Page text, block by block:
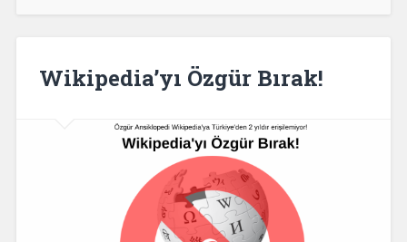
Wikipedia’yı Özgür Bırak!